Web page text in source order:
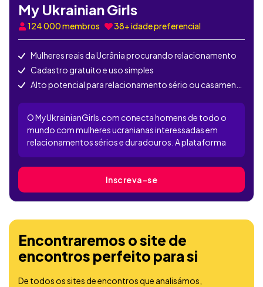
My Ukrainian Girls
124 000membros 38+ idade preferencial
Mulheres reais da Ucrânia procurando relacionamento
Cadastro gratuito e uso simples
O MyUkrainianGirls.com conecta homens de todo o
mundo com mulheres ucranianas interessadas em
relacionamentos sérios e duradouros. A plataforma
maioria das funções está disponível apenas para
membros VIP. É uma escolha popular para quem busca
romance internacional com um toque tradicional.
Inscreva-se
Encontraremos o site de
encontros perfeito para si
De todos os sites de encontros que analisámos,